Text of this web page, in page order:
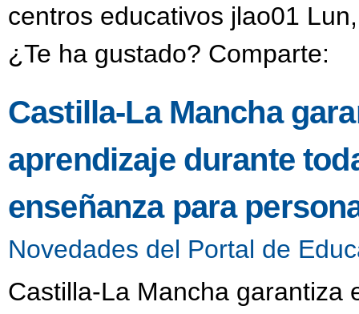
centros educativos jlao01
¿Te ha gustado? Comparte:
Castilla-La Mancha
aprendizaje durante
enseñanza para
Novedades del Portal de
Castilla-La Mancha garantiza